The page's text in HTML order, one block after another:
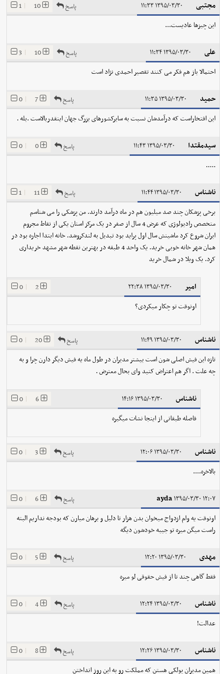
مجتبی ۱۳۹۵/۰۳/۳۰ ۱۱:۳۳ 10
|
1 پاسخ
این چیزها عادیست...
علی ۱۳۹۵/۰۳/۳۰ ۱۱:۳۴ 10
|
3 پاسخ
احتمالا باز هم فکر می کنند تقصیر احمدی نژاد است
حمید ۱۳۹۵/۰۳/۳۰ ۱۱:۳۵ 7
|
0 پاسخ
این افتخاراست که درآمدشان نسبت به سایرکشورهای بزرگ جهان اینقدربالاست .بله .
سيدمقتدا ۱۳۹۵/۰۳/۳۰ ۱۱:۴۳ 0
|
0 پاسخ
.....
ناشناس ۱۳۹۵/۰۳/۳۰ ۱۱:۴۴ 11
|
1 پاسخ
برخی پزشکان چند صد میلیون هم در ماه درآمد دارند. من پزشکی را می شناسم
متخصص رادیولوژی که عرض 4 سال از صفر در یک مرکز استان یکی از نقاط مجروم
ایران شروع کرد ماشینش سال اول پراید بود تبدیل به لندکروشد. خانه ابتدا اجاره بود در
همان شهر خانه خوبی خرید. یک واحد 4 طبقه در بهترین نقطه شهر مشهد خریداری
کرد. یک ویلا در شمال خرید
امیر ۱۳۹۵/۰۳/۳۰ ۲۲:۳۸ 2
|
0
اونوقت تو چکار میکردی؟
ناشناس ۱۳۹۵/۰۳/۳۰ ۱۱:۴۹ 20
|
0 پاسخ
تازه این فیش اصلی شون است بیشتر مدیران در طول ماه یه فیش دیگر دارن چرا و به
چه علت . اگر هم اعتراض کنید وای بحال معترض .
ناشناس ۱۳۹۵/۰۳/۳۰ ۱۴:۱۶ 6
|
0
فاصله طبقاتی از اینجا نشات میگیره
ناشناس ۱۳۹۵/۰۳/۳۰ ۱۲:۰۶ 3
|
0 پاسخ
بالاخره....
ayda۱۳۹۵/۰۳/۳۰ ۱۲:۰۷ 6
|
0 پاسخ
اونوقت یه وام ازدواج میخوان بدن هزار تا دلیل و برهان میارن که بودجه نداریم البته
راست میگن میره تو جیبه خودشون دیگه
مهدی ۱۳۹۵/۰۳/۳۰ ۱۲:۲۰ 5
|
0 پاسخ
فقط گاهی چند تا از فیش حقوقی لو میره
ناشناس ۱۳۹۵/۰۳/۳۰ ۱۲:۲۴ 4
|
0 پاسخ
عدالت!
ناشناس ۱۳۹۵/۰۳/۳۰ ۱۲:۲۶ 8
|
0 پاسخ
همین مدیران پولکی هستن که مملکت رو به این روز انداختن